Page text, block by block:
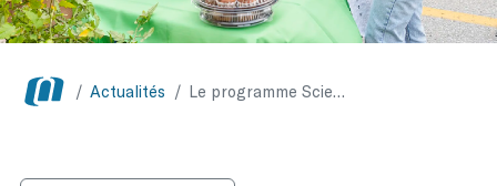
/ Actualités / Le programme Sciences humaines convie toute la population au PARK(ing) Day